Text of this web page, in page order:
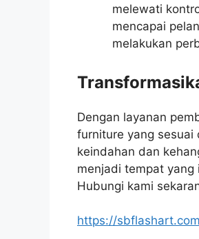
melewati
mencapai
melakukan
Dengan layanan
furniture yang sesuai
keindahan dan
menjadi tempat
Hubungi kami
https://